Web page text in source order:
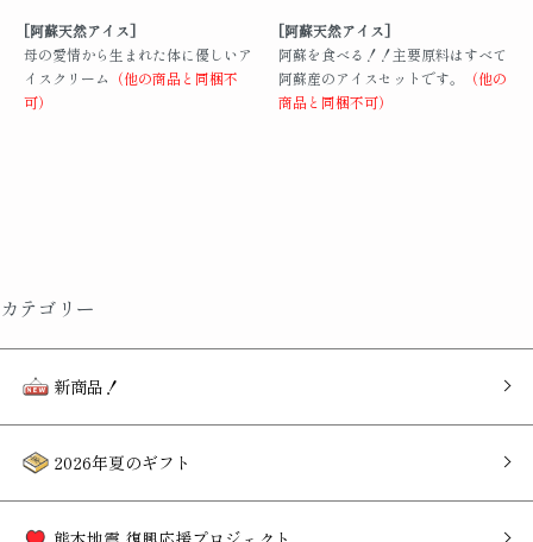
[阿蘇天然アイス]
母の愛情から生まれた体に優しいア
イスクリーム （他の商品と同梱不
可）
[阿蘇天然アイス]
阿蘇を食べる！！主要原料はすべて
阿蘇産のアイスセットです。
（他の
商品と同梱不可）
カテゴリー
新商品！
2026年夏のギフト